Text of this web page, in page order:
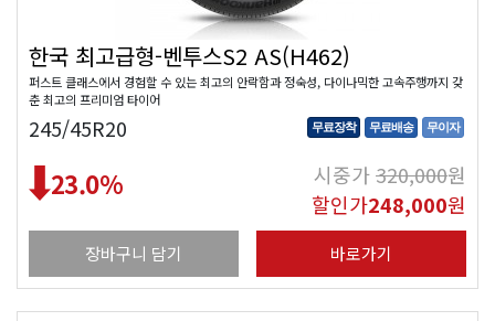
한국 최고급형-벤투스S2 AS(H462)
퍼스트 클래스에서 경험할 수 있는 최고의 안락함과 정숙성, 다이나믹한 고속주행까지 갖
춘 최고의 프리미엄 타이어
245/45R20 무료장착 무료배송 무이자
23.0% 시중가320,000원
할인가248,000원
장바구니 담기 바로가기